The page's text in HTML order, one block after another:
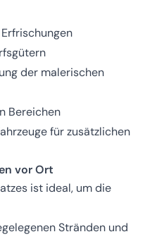
der malerischen
Bereichen
für zusätzlichen
vor Ort
ist ideal, um die
Stränden und